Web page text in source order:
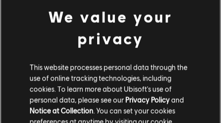
stagione 3 anno 1?
Seguite lo streamingil 18 e il 19 novembre per non
perdervi neanche un istante di queste finali!
We value your
privacy
This website processes personal data through the
use of online tracking technologies, including
cookies. To learn more about Ubisoft's use of
personal data, please see our Privacy Policyand
Notice at Collection. You can set your cookies